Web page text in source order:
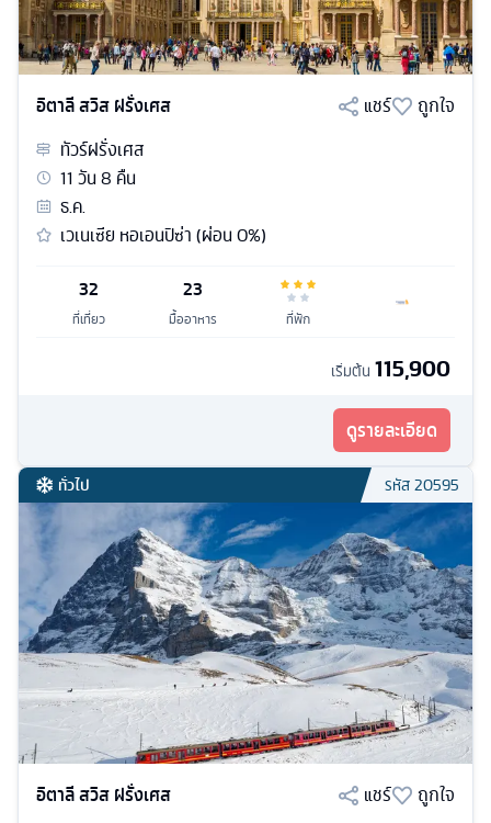
อิตาลี สวิส ฝรั่งเศส แชร์
ถูกใจ
ทัวร์ฝรั่งเศส
11 วัน8 คืน
ธ.ค.
เวเนเซีย หอเอนปิซ่า (ผ่อน 0%)
32
ที่เที่ยว
23
มื้ออาหาร ที่พัก
เริ่มต้น 115,900
ดูรายละเอียด
ทั่วไป รหัส20595
อิตาลี สวิส ฝรั่งเศส แชร์
ถูกใจ